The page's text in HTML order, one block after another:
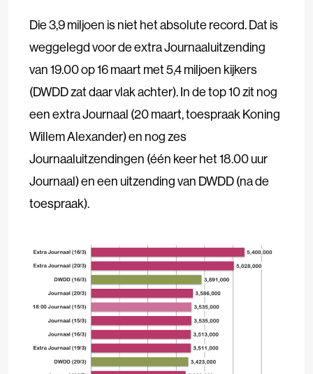
Die 3,9 miljoen is niet het absolute record. Dat is
weggelegd voor de extra Journaaluitzending
van 19.00 op 16 maart met 5,4 miljoen kijkers
(DWDD zat daar vlak achter). In de top 10 zit nog
een extra Journaal (20 maart, toespraak Koning
Willem Alexander) en nog zes
Journaaluitzendingen (één keer het 18.00 uur
Journaal) en een uitzending van DWDD (na de
toespraak).